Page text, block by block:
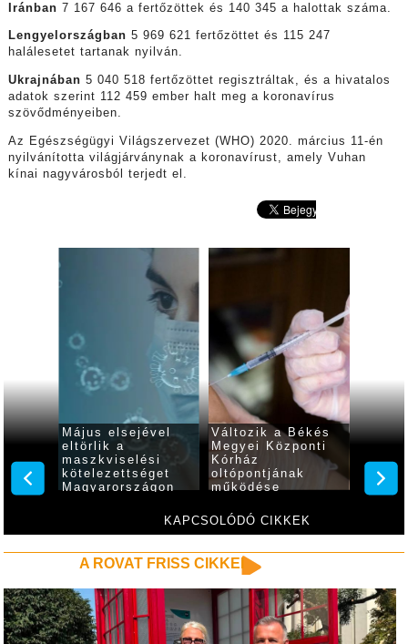
Iránban 7 167 646 a fertőzöttek és 140 345 a halottak száma.
Lengyelországban 5 969 621 fertőzöttet és 115 247
halálesetet tartanak nyilván.
Ukrajnában 5 040 518 fertőzöttet regisztráltak, és a hivatalos
adatok szerint 112 459 ember halt meg a koronavírus
szövődményeiben.
Az Egészségügyi Világszervezet (WHO) 2020. március 11-én
nyilvánította világjárványnak a koronavírust, amely Vuhan
kínai nagyvárosból terjedt el.
KAPCSOLÓDÓ CIKKEK
a
Május elsejével
eltörlik a
maszkviselési
kötelezettséget
Magyarországon
Változik a Békés
Megyei Központi
Kórház
oltópontjának
működése
6,421
az új
héten
A ROVAT FRISS CIKKEI